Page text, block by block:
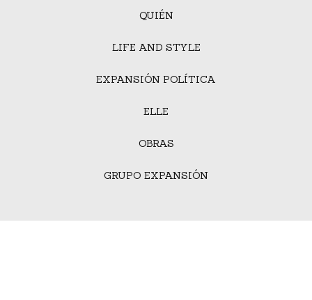
QUIÉN
LIFE AND STYLE
EXPANSIÓN POLÍTICA
ELLE
OBRAS
GRUPO EXPANSIÓN